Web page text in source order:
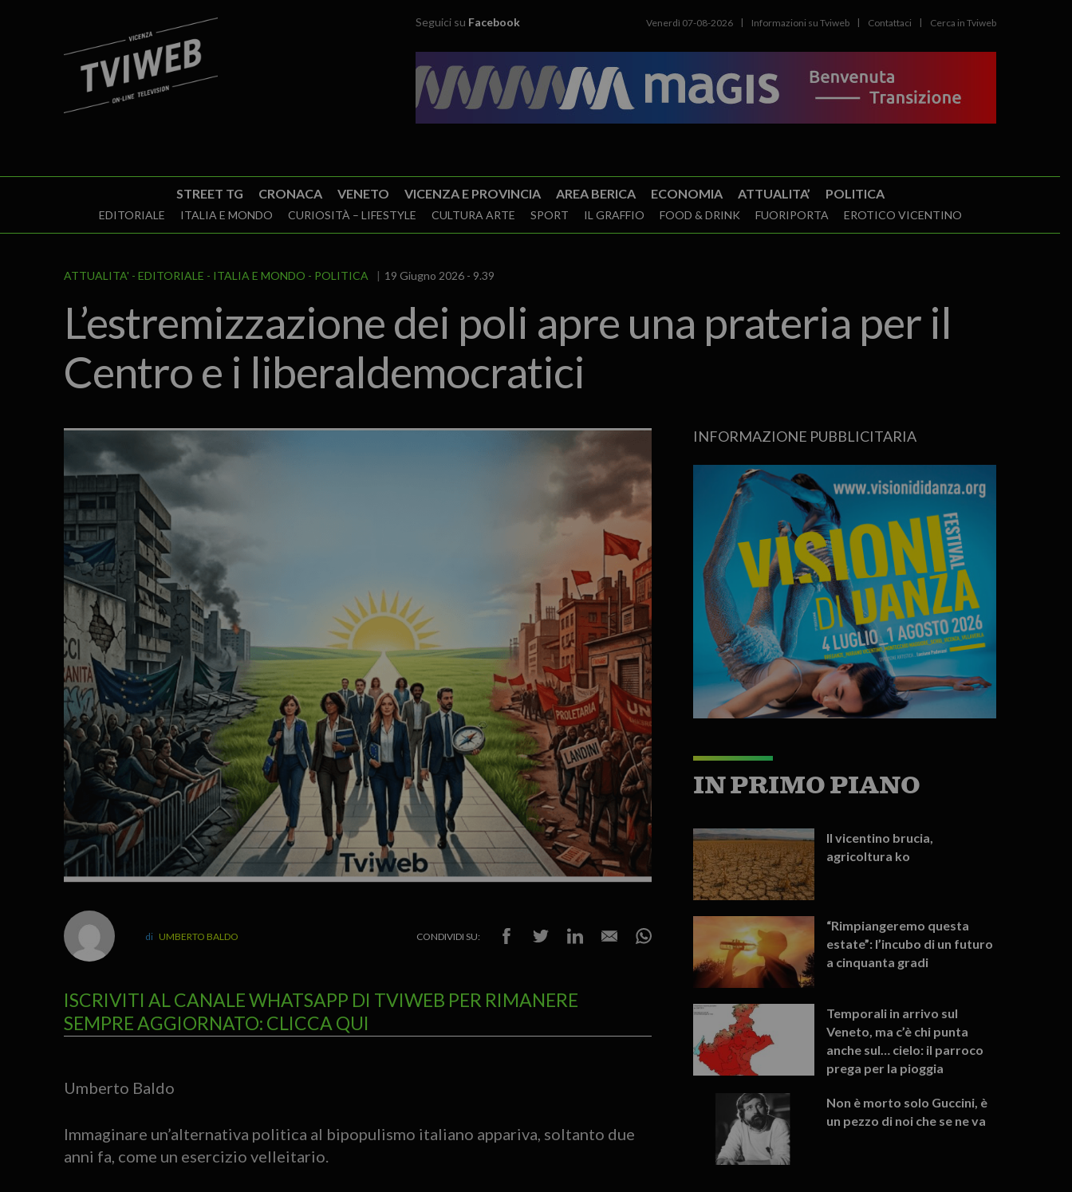
Seguici su Facebook Venerdì 07-08-2026 Informazioni su Tviweb Contattaci Cerca in Tviweb
STREET TG CRONACA VENETO VICENZA E PROVINCIA AREA BERICA ECONOMIA ATTUALITA’ POLITICA
EDITORIALE ITALIA E MONDO CURIOSITÀ – LIFESTYLE CULTURA ARTE SPORT IL GRAFFIO FOOD & DRINK FUORIPORTA EROTICO VICENTINO
ATTUALITA' EDITORIALE ITALIA E MONDO POLITICA 19 Giugno 2026 - 9.39
L’estremizzazione dei poli apre una prateria per il
Centro e i liberaldemocratici
UMBERTO BALDO CONDIVIDI SU:
ISCRIVITI AL CANALE WHATSAPP DI TVIWEB PER RIMANERE
SEMPRE AGGIORNATO: CLICCA QUI
Umberto Baldo
Immaginare un’alternativa politica al bipopulismo italiano appariva, soltanto due
anni fa, come un esercizio velleitario.
INFORMAZIONE PUBBLICITARIA
IN PRIMO PIANO
Il vicentino brucia,
agricoltura ko
“Rimpiangeremo questa
estate”: l’incubo di un futuro
a cinquanta gradi
Temporali in arrivo sul
Veneto, ma c’è chi punta
anche sul… cielo: il parroco
prega per la pioggia
Non è morto solo Guccini, è
un pezzo di noi che se ne va